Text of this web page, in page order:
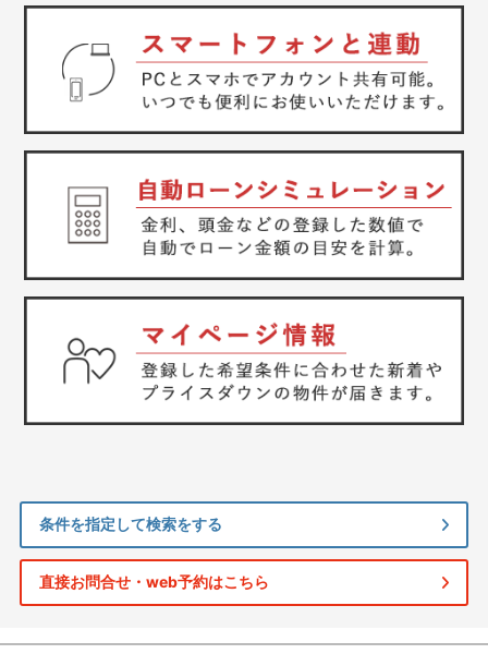
条件を指定して検索をする
直接お問合せ・web予約はこちら